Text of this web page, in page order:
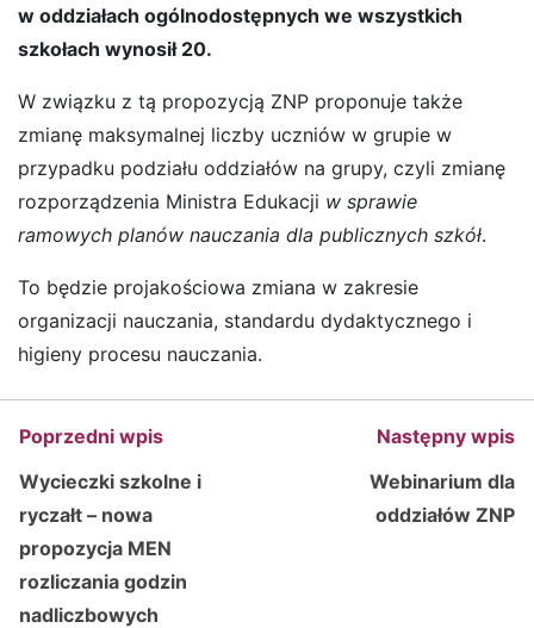
w oddziałach ogólnodostępnych we wszystkich
szkołach wynosił 20.
W związku z tą propozycją ZNP proponuje także
zmianę maksymalnej liczby uczniów w grupie w
przypadku podziału oddziałów na grupy, czyli zmianę
rozporządzenia Ministra Edukacji w sprawie
ramowych planów nauczania dla publicznych szkół.
To będzie projakościowa zmiana w zakresie
organizacji nauczania, standardu dydaktycznego i
higieny procesu nauczania.
Poprzedni wpis
Wycieczki szkolne i
ryczałt – nowa
propozycja MEN
rozliczania godzin
nadliczbowych
Następny wpis
Webinarium dla
oddziałów ZNP